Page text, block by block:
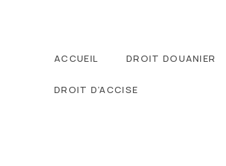
ACCUEIL DROIT DOUANIER
DROIT D’ACCISE